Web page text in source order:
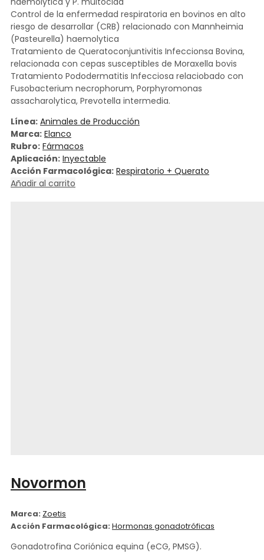
Control de la enfermedad respiratoria en bovinos en alto
riesgo de desarrollar (CRB) relacionado con Mannheimia
(Pasteurella) haemolytica
Tratamiento de Queratoconjuntivitis Infeccionsa Bovina,
relacionada con cepas susceptibles de Moraxella bovis
Tratamiento Pododermatitis Infecciosa relaciobado con
Fusobacterium necrophorum, Porphyromonas
assacharolytica, Prevotella intermedia.
Línea: Animales de Producción
Marca: Elanco
Rubro: Fármacos
Aplicación: Inyectable
Acción Farmacológica: Respiratorio + Querato
Añadir al carrito
Novormon
Marca: Zoetis
Acción Farmacológica: Hormonas gonadotróficas
Gonadotrofina Coriónica equina (eCG, PMSG).